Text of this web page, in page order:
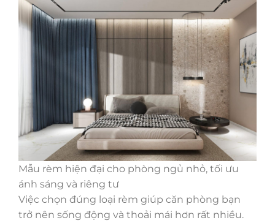
Mẫu rèm hiện đại cho phòng ngủ nhỏ, tối ưu
ánh sáng và riêng tư
Việc chọn đúng loại rèm giúp căn phòng bạn
trở nên sống động và thoải mái hơn rất nhiều.